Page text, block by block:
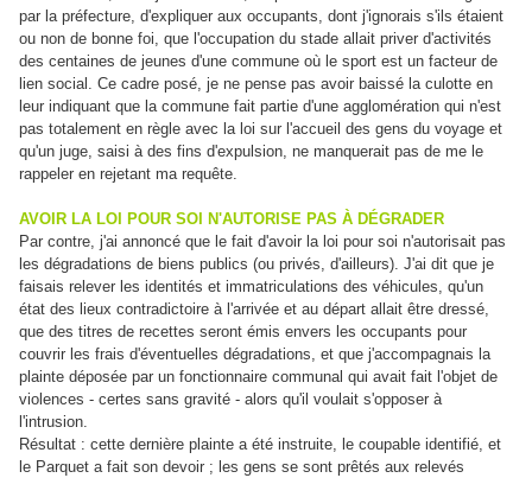
par la préfecture, d'expliquer aux occupants, dont j'ignorais s'ils étaient
ou non de bonne foi, que l'occupation du stade allait priver d'activités
des centaines de jeunes d'une commune où le sport est un facteur de
lien social. Ce cadre posé, je ne pense pas avoir baissé la culotte en
leur indiquant que la commune fait partie d'une agglomération qui n'est
pas totalement en règle avec la loi sur l'accueil des gens du voyage et
qu'un juge, saisi à des fins d'expulsion, ne manquerait pas de me le
rappeler en rejetant ma requête.
AVOIR LA LOI POUR SOI N'AUTORISE PAS À DÉGRADER
Par contre, j'ai annoncé que le fait d'avoir la loi pour soi n'autorisait pas
les dégradations de biens publics (ou privés, d'ailleurs). J'ai dit que je
faisais relever les identités et immatriculations des véhicules, qu'un
état des lieux contradictoire à l'arrivée et au départ allait être dressé,
que des titres de recettes seront émis envers les occupants pour
couvrir les frais d'éventuelles dégradations, et que j'accompagnais la
plainte déposée par un fonctionnaire communal qui avait fait l'objet de
violences - certes sans gravité - alors qu'il voulait s'opposer à
l'intrusion.
Résultat : cette dernière plainte a été instruite, le coupable identifié, et
le Parquet a fait son devoir ; les gens se sont prêtés aux relevés